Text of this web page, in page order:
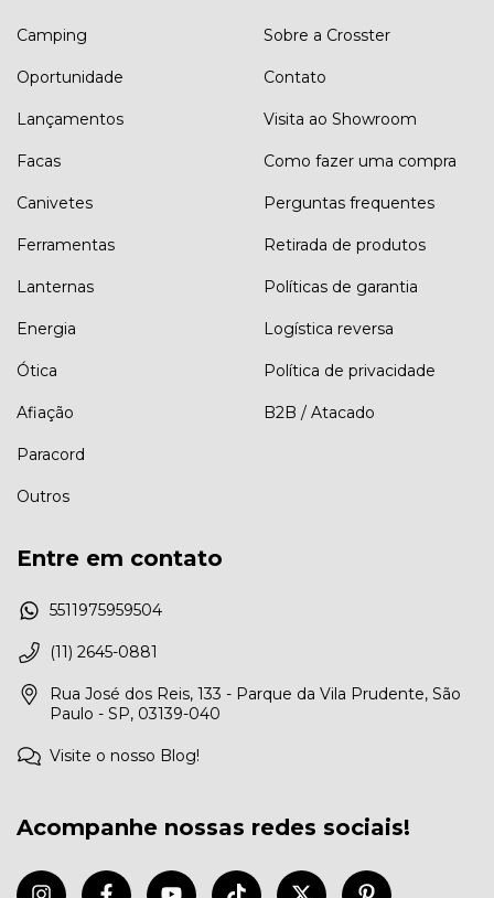
Camping
Oportunidade
Lançamentos
Facas
Canivetes
Ferramentas
Lanternas
Energia
Ótica
Afiação
Paracord
Outros
Sobre a Crosster
Contato
Visita ao Showroom
Como fazer uma compra
Perguntas frequentes
Retirada de produtos
Políticas de garantia
Logística reversa
Política de privacidade
B2B / Atacado
Entre em contato
5511975959504
(11) 2645-0881
Rua José dos Reis, 133 - Parque da Vila Prudente, São
Paulo - SP, 03139-040
Visite o nosso Blog!
Acompanhe nossas redes sociais!